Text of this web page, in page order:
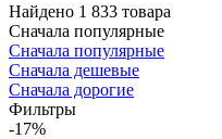
Найдено 1 833 товара
Сначала популярные
Сначала популярные
Сначала дешевые
Сначала дорогие
Фильтры
-17%